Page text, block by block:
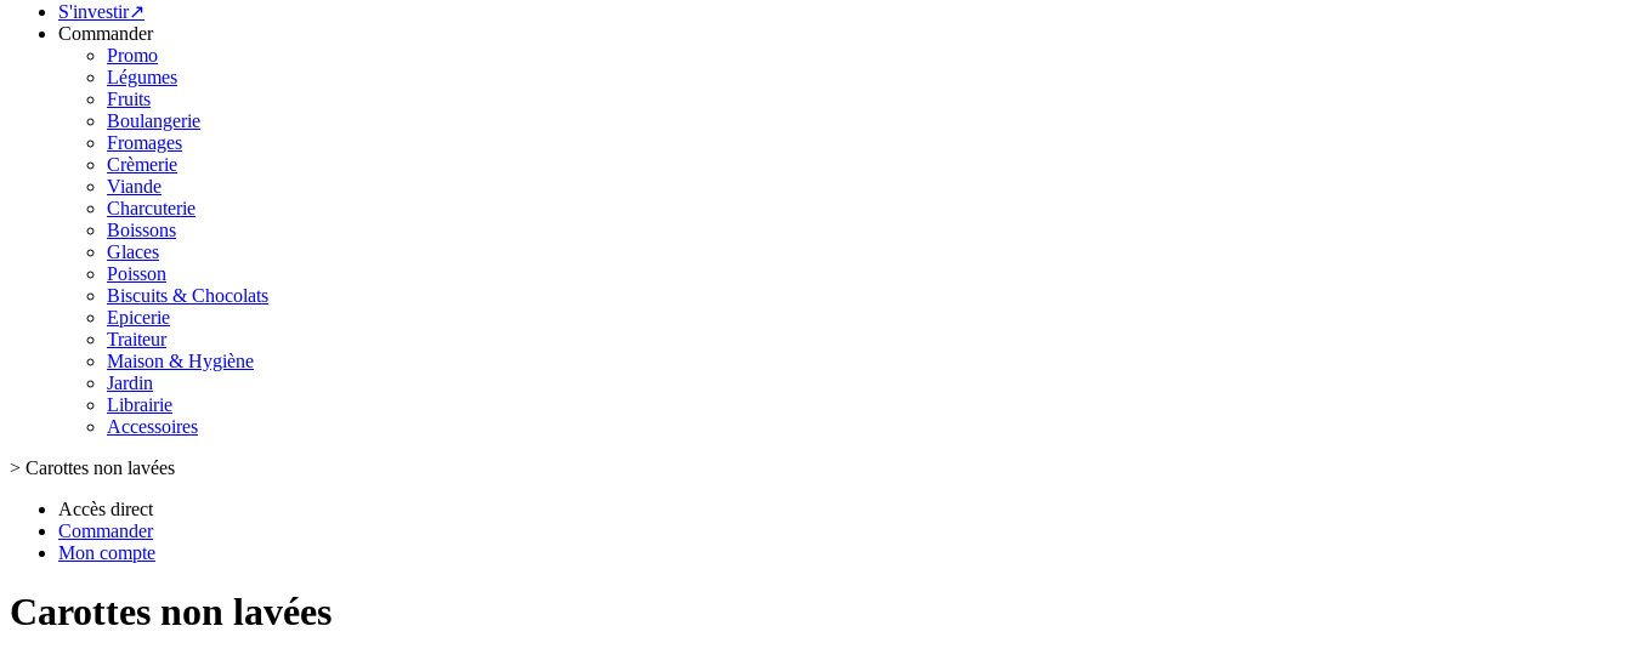
S'investir↗
Commander
Promo
Légumes
Fruits
Boulangerie
Fromages
Crèmerie
Viande
Charcuterie
Boissons
Glaces
Poisson
Biscuits & Chocolats
Epicerie
Traiteur
Maison & Hygiène
Jardin
Librairie
Accessoires
> Carottes non lavées
Accès direct
Commander
Mon compte
Carottes non lavées